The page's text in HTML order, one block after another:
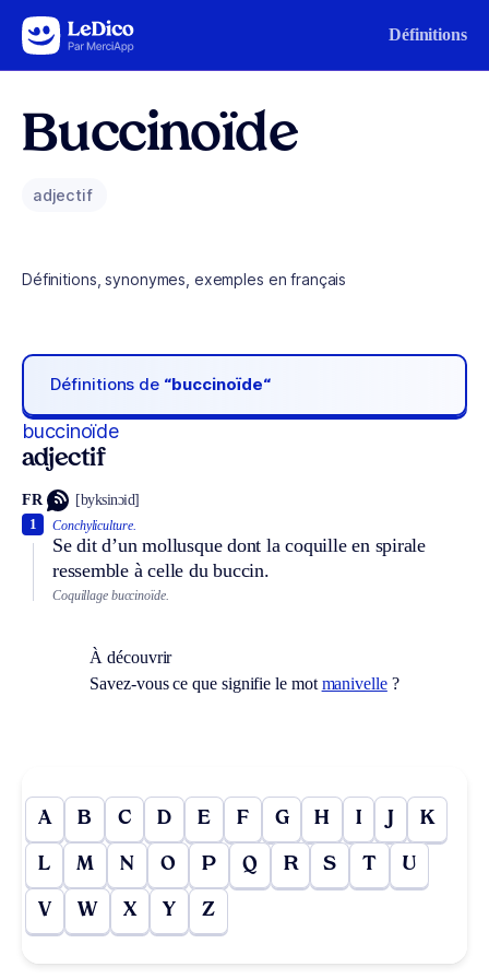
Aller au contenu Définitions
Buccinoïde
adjectif
Définitions, synonymes, exemples en français
Définitions de “buccinoïde“
buccinoïde
adjectif
FR [byksinɔid]
Conchyliculture.
Se dit d’un mollusque dont la coquille en spirale
ressemble à celle du buccin.
1
Coquillage buccinoïde.
À découvrir
Savez-vous ce que signifie le mot manivelle?
A B C D E F G H I J K
L M N O P Q R S T U
V W X Y Z